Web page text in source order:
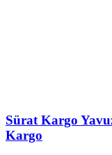
Sürat Kargo
Kargo